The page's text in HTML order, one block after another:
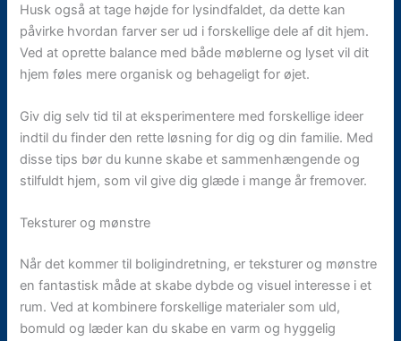
Husk også at tage højde for lysindfaldet, da dette kan
påvirke hvordan farver ser ud i forskellige dele af dit hjem.
Ved at oprette balance med både møblerne og lyset vil dit
hjem føles mere organisk og behageligt for øjet.
Giv dig selv tid til at eksperimentere med forskellige ideer
indtil du finder den rette løsning for dig og din familie. Med
disse tips bør du kunne skabe et sammenhængende og
stilfuldt hjem, som vil give dig glæde i mange år fremover.
Teksturer og mønstre
Når det kommer til boligindretning, er teksturer og mønstre
en fantastisk måde at skabe dybde og visuel interesse i et
rum. Ved at kombinere forskellige materialer som uld,
bomuld og læder kan du skabe en varm og hyggelig